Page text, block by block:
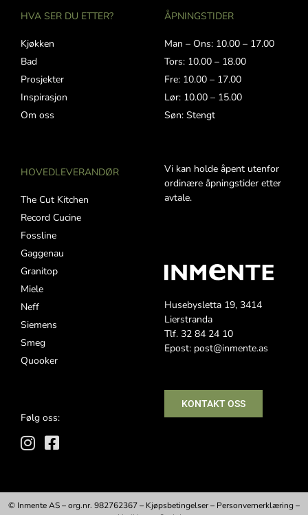
HVA SER DU ETTER?
Kjøkken
Bad
Prosjekter
Inspirasjon
Om oss
HOVEDLEVERANDØR
The Cut Kitchen
Record Cucine
Fossline
Gaggenau
Granitop
Miele
Neff
Siemens
Smeg
Quooker
Følg oss:
ÅPNINGSTIDER
Man – Ons: 10.00 – 17.00
Tors: 10.00 – 18.00
Fre: 10.00 – 17.00
Lør: 10.00 – 15.00
Søn: Stengt
Vi kan holde åpent utenfor
ordinære åpningstider etter
avtale.
Husebysletta 19, 3414
Lierstranda
Tlf. 32 84 24 10
Epost: post@inmente.as
KONTAKT OSS
© Inmente AS – org.nr. 982762367 – Kjøpsbetingelser– Personvernerklæring–